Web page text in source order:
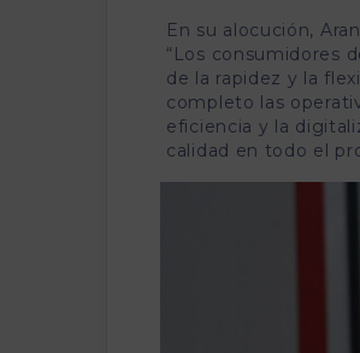
En su alocución,
“Los consumidores
de la rapidez y la
completo las
eficiencia y la
calidad en todo el